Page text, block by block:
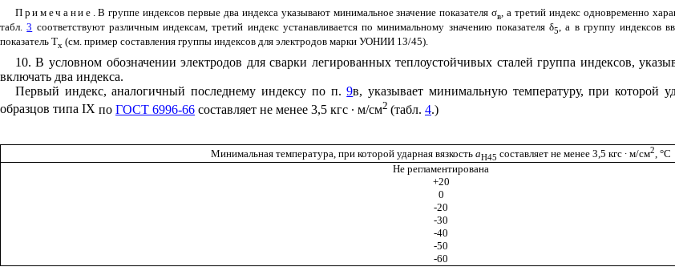
Примечание . В группе индексов первые два индекса указывают минимальное значение показателяσв, а третий индекс одновременно
табл.3 соответствуют различным индексам, третий индекс устанавливается по минимальному значению показателя δ5, а в группу индексов
показатель Tx (см. пример составления группы индексов для электродов марки УОНИИ 13/45).
10. В условном обозначении электродов для сварки легированных теплоустойчивых сталей группа индексов,
включать два индекса.
Первый индекс, аналогичный последнему индексу по п.9в, указывает минимальную температуру, при которой
образцов типа IX по ГОСТ 6996-66 составляет не менее 3,5 кгс ∙ м/см2 (табл. 4.)
Минимальная температура, при которой ударная вязкость aН45 составляет не менее 3,5 кгс ∙ м/см2, °С
Не регламентирована
+20
0
-20
-30
-40
-50
-60